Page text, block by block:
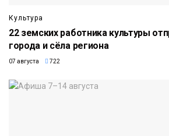
Культура
22 земских работника культуры
города и сёла региона
07 августа 722